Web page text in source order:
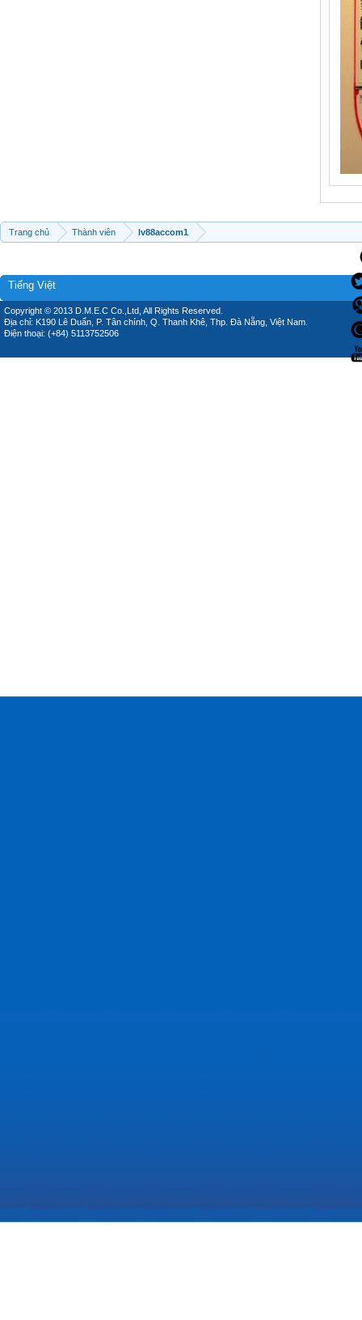
Trang chủ Thành viên lv88accom1
Tiếng Việt
Copyright © 2013 D.M.E.C Co.,Ltd, All Rights Reserved.
Địa chỉ: K190 Lê Duẩn, P. Tân chính, Q. Thanh Khê, Thp. Đà Nẵng, Việt Nam.
Điện thoại: (+84) 5113752506